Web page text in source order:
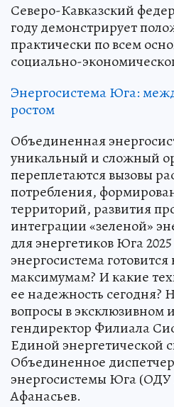
Северо-Кавказский
году демонстрирует
практически по всем
социально-
Энергосистема Юга:
ростом
Объединенная
уникальный и сложный
переплетаются вызовы
потребления,
территорий, развития
интеграции «зеленой»
для энергетиков Юга
энергосистема
максимумам? И какие
ее надежность сегодня?
вопросы в эксклюзивном
гендиректор Филиала
Единой энергетической
Объединенное
энергосистемы Юга
Афанасьев.